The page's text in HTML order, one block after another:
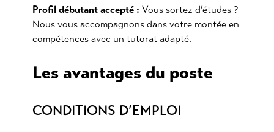
Profil débutant accepté : Vous sortez d’études ?
Nous vous accompagnons dans votre montée en
compétences avec un tutorat adapté.
Les avantages du poste
CONDITIONS D’EMPLOI